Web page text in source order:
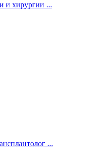
и хирургии ...
...